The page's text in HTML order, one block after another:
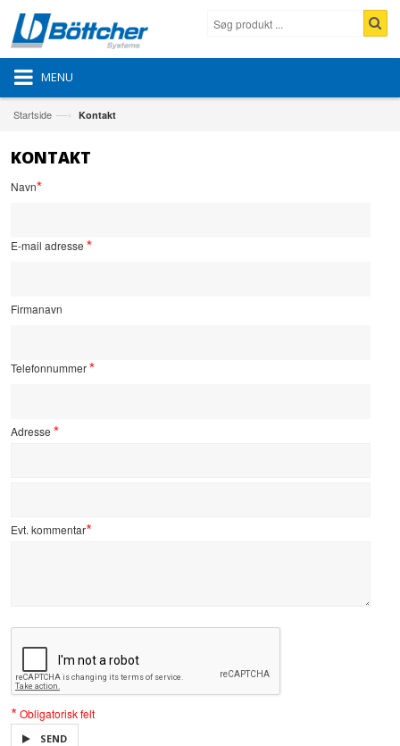
MENU
Startside —› Kontakt
KONTAKT
Navn*
E-mail adresse *
Firmanavn
Telefonnummer*
Adresse *
Evt. kommentar*
* Obligatorisk felt
SEND